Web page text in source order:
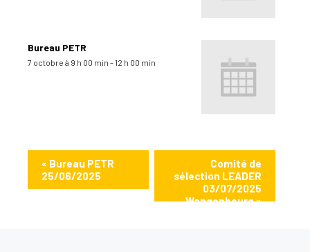
Bureau PETR
7 octobre à 9 h 00 min -12 h 00 min
« Bureau PETR
25/06/2025
Comité de
sélection LEADER
03/07/2025
Wangenbourg»